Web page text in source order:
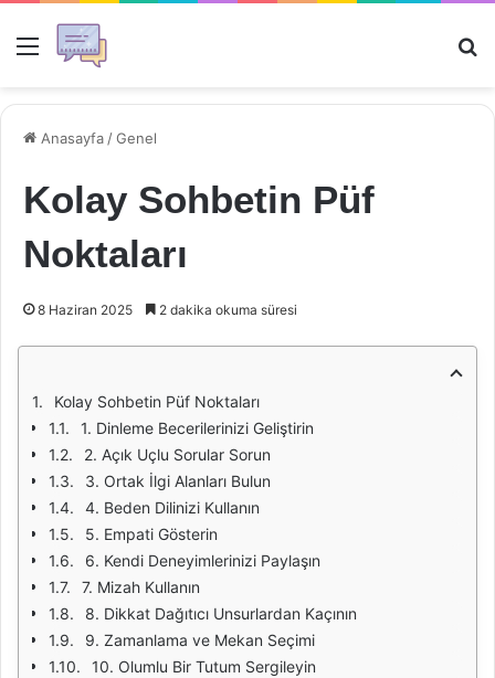
Menü
Anasayfa /Genel
Kolay Sohbetin Püf
Noktaları
8 Haziran 2025 2 dakika okuma süresi
Kolay Sohbetin Püf Noktaları
1. Dinleme Becerilerinizi Geliştirin
2. Açık Uçlu Sorular Sorun
3. Ortak İlgi Alanları Bulun
4. Beden Dilinizi Kullanın
5. Empati Gösterin
6. Kendi Deneyimlerinizi Paylaşın
7. Mizah Kullanın
8. Dikkat Dağıtıcı Unsurlardan Kaçının
9. Zamanlama ve Mekan Seçimi
10. Olumlu Bir Tutum Sergileyin